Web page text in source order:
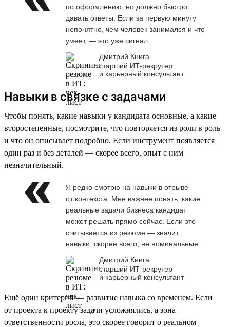
по оформлению, но должно быстро
давать ответы. Если за первую минуту
непонятно, чем человек занимался и что
умеет, — это уже сигнал
Дмитрий Книга
старший ИТ-рекрутер
и карьерный консультант
Навыки в связке с задачами
Чтобы понять, какие навыки у кандидата основные, а какие
второстепенные, посмотрите, что повторяется из роли в роль
и что он описывает подробно. Если инструмент появляется
один раз и без деталей — скорее всего, опыт с ним
незначительный.
Я редко смотрю на навыки в отрыве
от контекста. Мне важнее понять, какие
реальные задачи бизнеса кандидат
может решать прямо сейчас. Если это
считывается из резюме — значит,
навыки, скорее всего, не номинальные
Дмитрий Книга
старший ИТ-рекрутер
и карьерный консультант
Ещё один критерий — развитие навыка со временем. Если
от проекта к проекту задачи усложнялись, а зона
ответственности росла, это скорее говорит о реальном